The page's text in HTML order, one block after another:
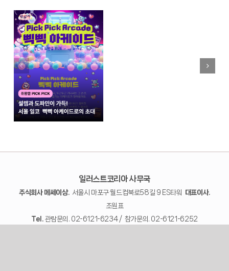
일러스트코리아 사무국
주식회사 메쎄이상. 서울시 마포구 월드컵북로58길 9 ES타워 대표이사.
조원표
Tel.
관람문의. 02-6121-6234 / 참가문의. 02-6121-6252